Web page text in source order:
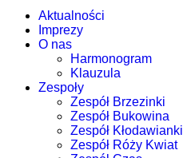
Aktualności
Imprezy
O nas
Harmonogram
Klauzula
Zespoły
Zespół Brzezinki
Zespół Bukowina
Zespół Kłodawianki
Zespół Róży Kwiat